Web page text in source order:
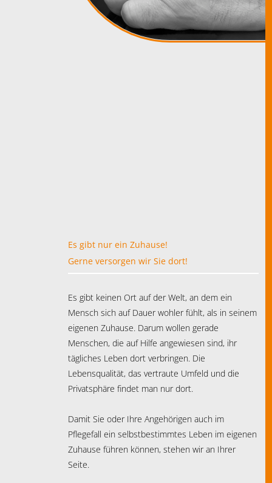
Es gibt nur ein Zuhause!
Gerne versorgen wir Sie dort!
Es gibt keinen Ort auf der Welt, an dem ein
Mensch sich auf Dauer wohler fühlt, als in seinem
eigenen Zuhause. Darum wollen gerade
Menschen, die auf Hilfe angewiesen sind, ihr
tägliches Leben dort verbringen. Die
Lebensqualität, das vertraute Umfeld und die
Privatsphäre findet man nur dort.
Damit Sie oder Ihre Angehörigen auch im
Pflegefall ein selbstbestimmtes Leben im eigenen
Zuhause führen können, stehen wir an Ihrer
Seite.